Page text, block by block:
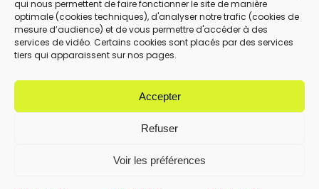
qui nous permettent de faire fonctionner le site de manière
optimale (cookies techniques), d'analyser notre trafic (cookies de
mesure d’audience) et de vous permettre d'accéder à des
services de vidéo. Certains cookies sont placés par des services
tiers qui apparaissent sur nos pages.
Accepter
Refuser
Voir les préférences
En utilisant ce formulaire, vous acceptez le
stockage et le traitement de vos données
par ce site.